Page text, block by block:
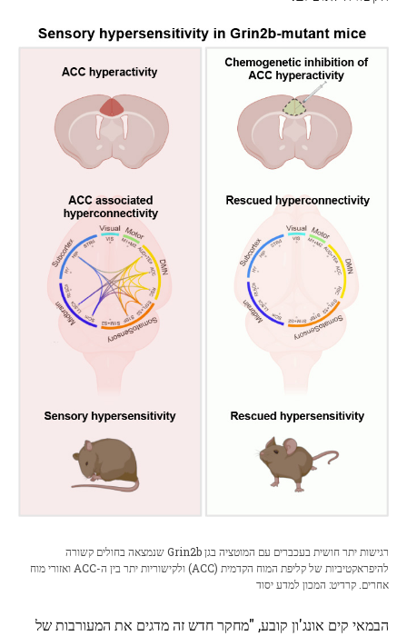
רגישות יתר חושית בעכברים עם המוטציה בגן Grin2b שנמצאה בחולים קשורה
להיפראקטיביות של קליפת המוח הקדמית (ACC) ולקישוריות יתר בין ה-ACC ואזורי מוח
אחרים. קרדיט: המכון למדע יסוד
הבמאי קים אונג'ון קובע, "מחקר חדש זה מדגים את המעורבות של